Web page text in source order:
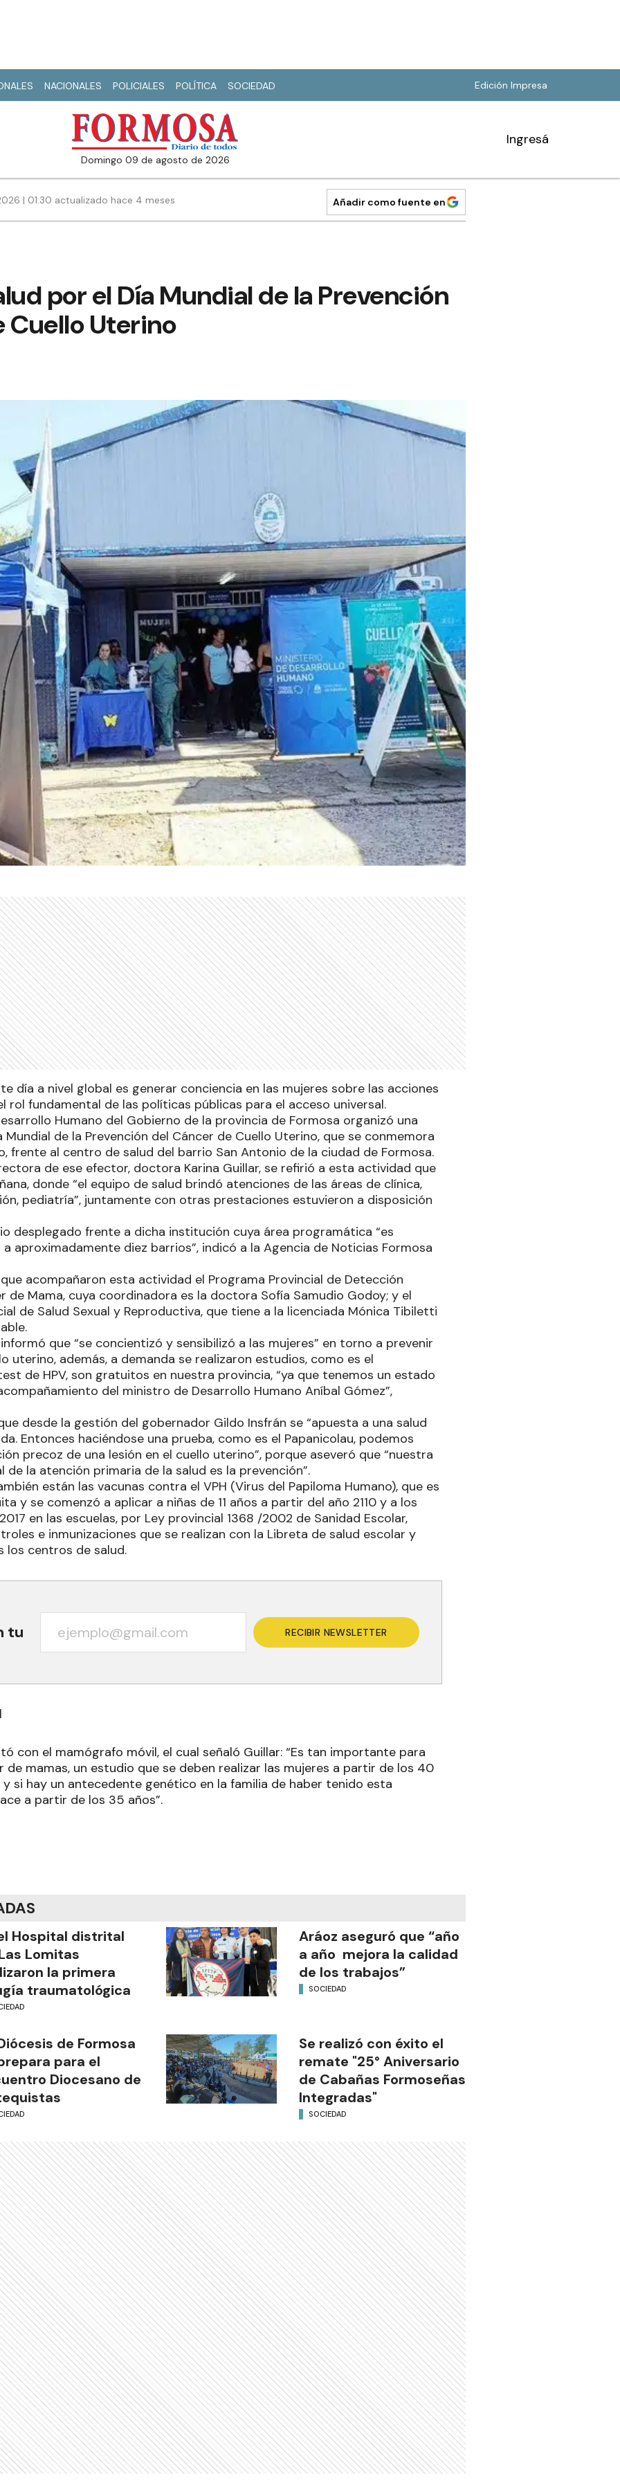
NACIONALES POLICIALES POLÍTICA SOCIEDAD Edición Impresa
domingo 09 de agosto de 2026
Ingresá
| 01:30 actualizado hace 4 meses Añadir como fuente en
por el Día Mundial de la Prevención
Cuello Uterino
día a nivel global es generar conciencia en las mujeres sobre las acciones
rol fundamental de las políticas públicas para el acceso universal.
Humano del Gobierno de la provincia de Formosa organizó una
Mundial de la Prevención del Cáncer de Cuello Uterino, que se conmemora
frente al centro de salud del barrio San Antonio de la ciudad de Formosa.
de ese efector, doctora Karina Guillar, se refirió a esta actividad que
donde “el equipo de salud brindó atenciones de las áreas de clínica,
pediatría”, juntamente con otras prestaciones estuvieron a disposición
desplegado frente a dicha institución cuya área programática “es
aproximadamente diez barrios”, indicó a la Agencia de Noticias Formosa
acompañaron esta actividad el Programa Provincial de Detección
de Mama, cuya coordinadora es la doctora Sofía Samudio Godoy; y el
de Salud Sexual y Reproductiva, que tiene a la licenciada Mónica Tibiletti
que “se concientizó y sensibilizó a las mujeres” en torno a prevenir
uterino, además, a demanda se realizaron estudios, como es el
de HPV, son gratuitos en nuestra provincia, “ya que tenemos un estado
del ministro de Desarrollo Humano Aníbal Gómez”,
desde la gestión del gobernador Gildo Insfrán se “apuesta a una salud
Entonces haciéndose una prueba, como es el Papanicolau, podemos
precoz de una lesión en el cuello uterino”, porque aseveró que “nuestra
de la atención primaria de la salud es la prevención”.
están las vacunas contra el VPH (Virus del Papiloma Humano), que es
y se comenzó a aplicar a niñas de 11 años a partir del año 2110 y a los
en las escuelas, por Ley provincial 1368 /2002 de Sanidad Escolar,
e inmunizaciones que se realizan con la Libreta de salud escolar y
los centros de salud.
tu RECIBIR NEWSLETTER
con el mamógrafo móvil, el cual señaló Guillar: “Es tan importante para
de mamas, un estudio que se deben realizar las mujeres a partir de los 40
si hay un antecedente genético en la familia de haber tenido esta
a partir de los 35 años”.
Hospital distrital
Lomitas
la primera
traumatológica
Aráoz aseguró que “año
a año mejora la calidad
de los trabajos”
SOCIEDAD
de Formosa
para el
Diocesano de
Se realizó con éxito el
remate "25° Aniversario
de Cabañas Formoseñas
Integradas"
SOCIEDAD